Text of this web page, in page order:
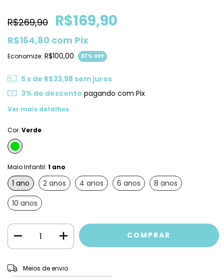
R$269,90 R$169,90
R$164,80 com Pix
Economize: R$100,00 37% OFF
5x de R$33,98 sem juros
3% de desconto pagando com Pix
Ver mais detalhes
Cor: Verde
Maio Infantil: 1 ano
1 ano 2 anos 4 anos 6 anos
8 anos
10 anos
Entregas para o CEP:
Meios de envio